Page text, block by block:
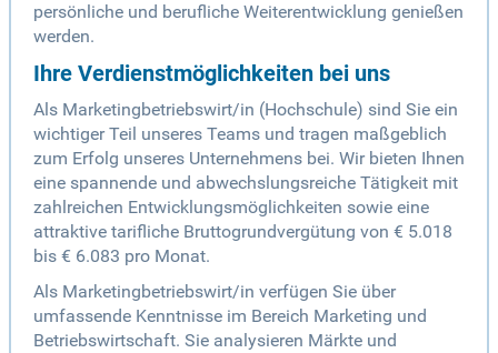
persönliche und berufliche Weiterentwicklung genießen
werden.
Ihre Verdienstmöglichkeiten bei uns
Als Marketingbetriebswirt/in (Hochschule) sind Sie ein
wichtiger Teil unseres Teams und tragen maßgeblich
zum Erfolg unseres Unternehmens bei. Wir bieten Ihnen
eine spannende und abwechslungsreiche Tätigkeit mit
zahlreichen Entwicklungsmöglichkeiten sowie eine
attraktive tarifliche Bruttogrundvergütung von € 5.018
bis € 6.083 pro Monat.
Als Marketingbetriebswirt/in verfügen Sie über
umfassende Kenntnisse im Bereich Marketing und
Betriebswirtschaft. Sie analysieren Märkte und